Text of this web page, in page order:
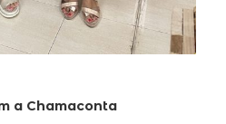
a Chamaconta